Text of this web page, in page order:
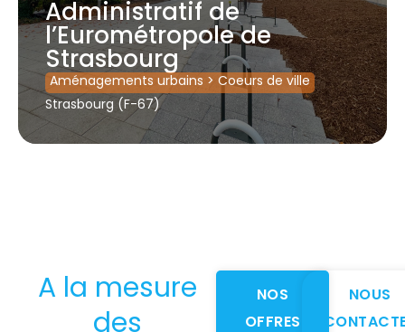
Administratif de
l’Eurométropole de
Strasbourg
Aménagements urbains > Coeurs de ville
Strasbourg (F-67)
A la mesure
des
NOS
OFFRES
NOUS